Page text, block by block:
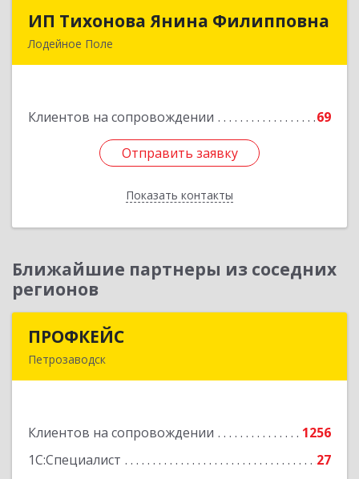
ИП Тихонова Янина Филипповна
Лодейное Поле
Клиентов на сопровождении 69
Отправить заявку
Показать контакты
ИП Тихонова Янина Филипповна
Ближайшие партнеры из соседних
регионов
ПРОФКЕЙС
Петрозаводск
Клиентов на сопровождении
1256
1С:Специалист
27
Подробнее